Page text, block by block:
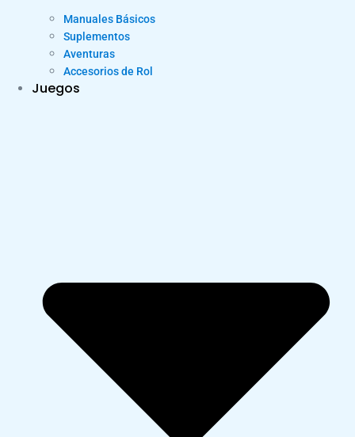
Manuales Básicos
Suplementos
Aventuras
Accesorios de Rol
Juegos